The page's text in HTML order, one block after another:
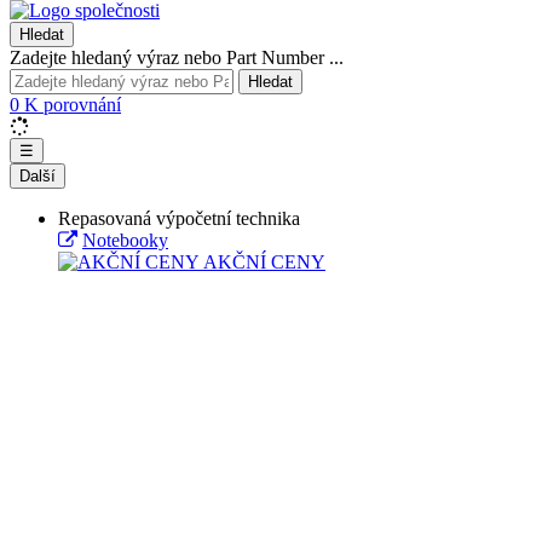
Hledat
Zadejte hledaný výraz nebo Part Number ...
Hledat
0 K porovnání
☰
Další
Repasovaná výpočetní technika
Notebooky
AKČNÍ CENY